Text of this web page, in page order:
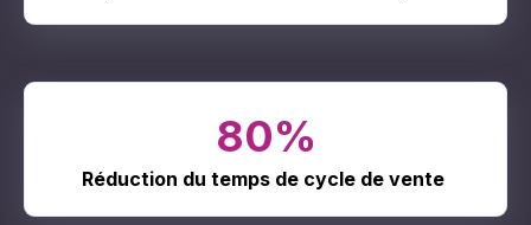
80%
Réduction du temps de cycle de vente